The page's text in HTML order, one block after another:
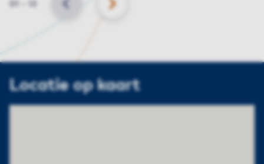
VORIGE VOLGENDE
Locatie op kaart